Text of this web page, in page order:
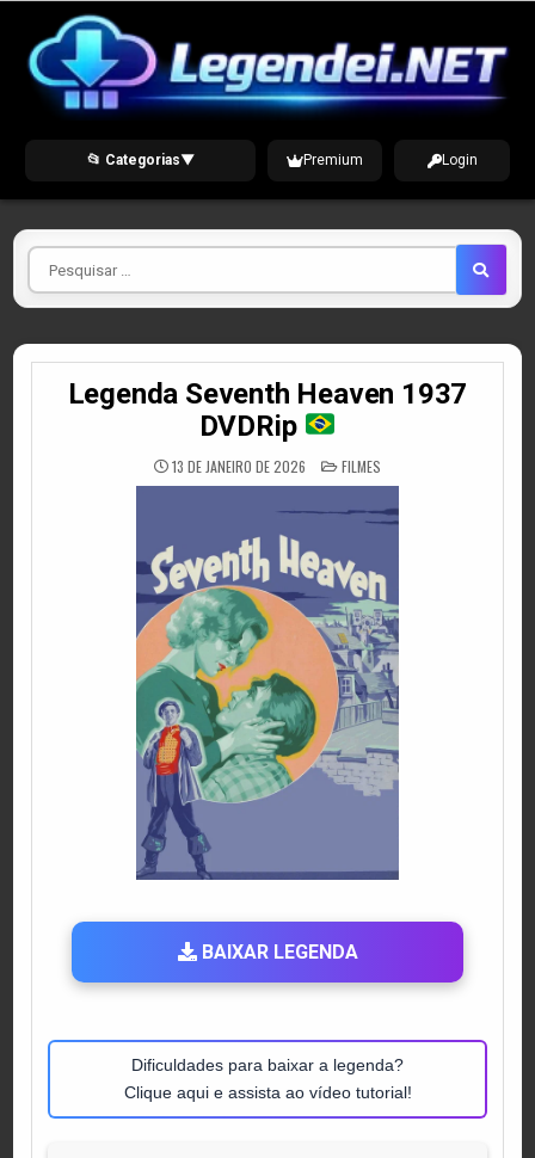
content
📂 Categorias▼ Premium Login
Pesquisar
por
Legenda Seventh Heaven 1937
DVDRip
13 DE JANEIRO DE 2026 POSTED
IN
FILMES
BAIXAR LEGENDA
Dificuldades para baixar a legenda?
Clique aqui e assista ao vídeo tutorial!